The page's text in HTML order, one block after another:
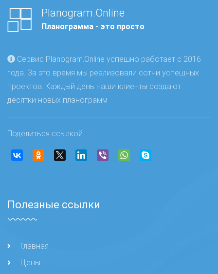
Planogram.Online
Планограмма - это просто
Сервис Planogram.Online успешно работает с 2016
года. За это время мы реализовали сотни успешных
проектов. Каждый день наши клиенты создают
десятки новых планограмм
Поделиться ссылкой
Полезные ссылки
Главная
Цены